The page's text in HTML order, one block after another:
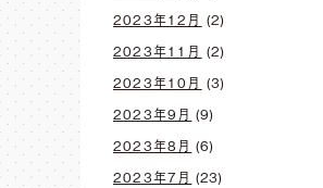
2023年12月 (2)
2023年11月 (2)
2023年10月 (3)
2023年9月 (9)
2023年8月 (6)
2023年7月 (23)